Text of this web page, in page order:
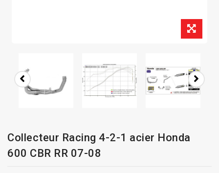
Collecteur Racing 4-2-1 acier Honda
600 CBR RR 07-08